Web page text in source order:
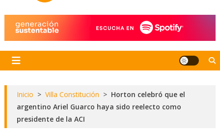
Inicio > Villa Constitución > Horton celebró que el
argentino Ariel Guarco haya sido reelecto como
presidente de la ACI